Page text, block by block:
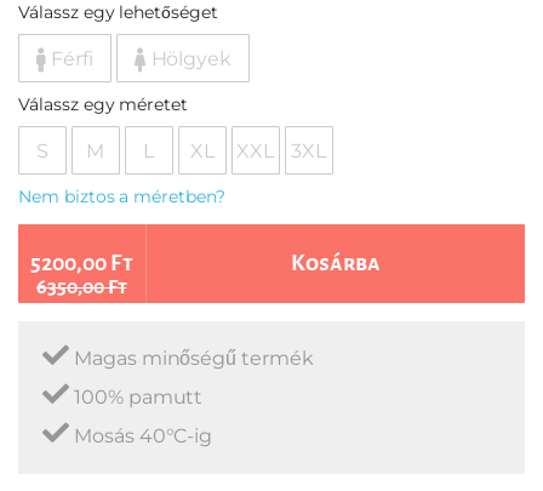
Válassz egy lehetőséget
Férfi Hölgyek
Válassz egy méretet
S M L XL XXL 3XL
Nem biztos a méretben?
5200,00 Ft
6350,00 Ft
Kosárba
Magas minőségű termék
100% pamutt
Mosás 40°C-ig